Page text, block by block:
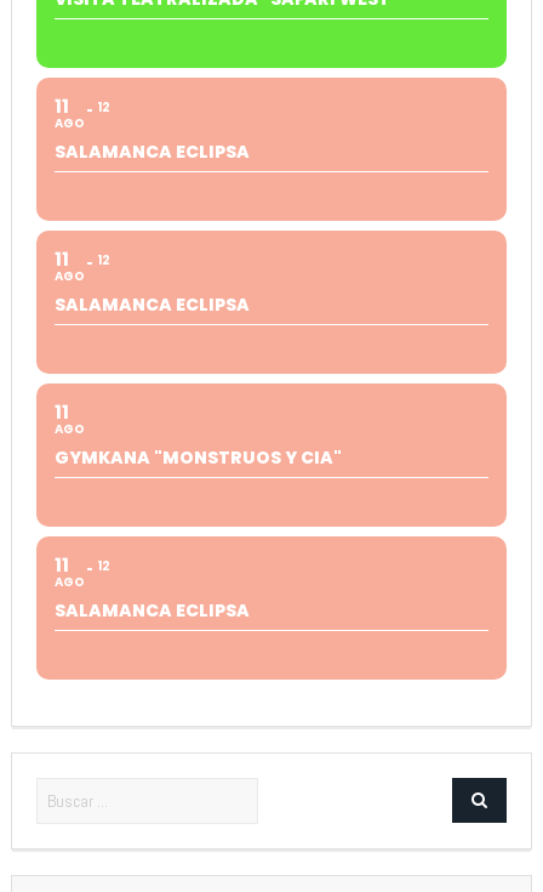
11
AGO
12
SALAMANCA ECLIPSA
11
AGO
12
SALAMANCA ECLIPSA
11
AGO
GYMKANA "MONSTRUOS Y CIA"
11
AGO
12
SALAMANCA ECLIPSA